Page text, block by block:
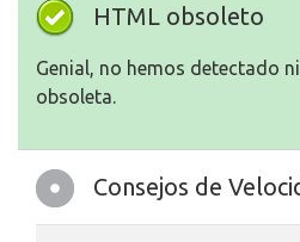
HTML obsoleto
Genial, no hemos detectado
obsoleta.
Consejos de